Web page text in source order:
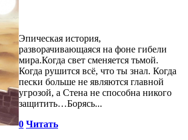
Эпическая история,
разворачивающаяся на фоне гибели
мира.Когда свет сменяется тьмой.
Когда рушится всё, что ты знал. Когда
пески больше не являются главной
угрозой, а Стена не способна никого
защитить…Борясь...
0 Читать